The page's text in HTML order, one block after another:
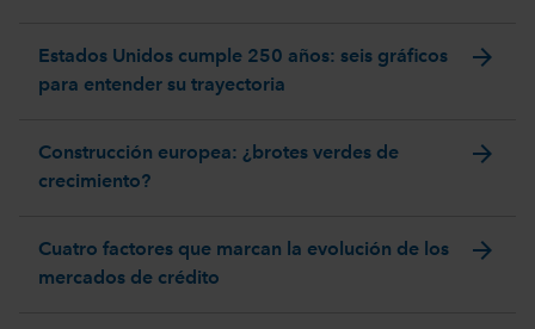
Estados Unidos cumple 250 años: seis gráficos
para entender su trayectoria
arrow_forward
Construcción europea: ¿brotes verdes de
crecimiento?
arrow_forward
Cuatro factores que marcan la evolución de los
mercados de crédito
arrow_forward